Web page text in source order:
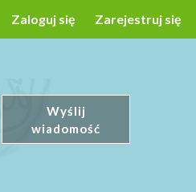
Zaloguj się Zarejestruj się
Wyślij
wiadomość